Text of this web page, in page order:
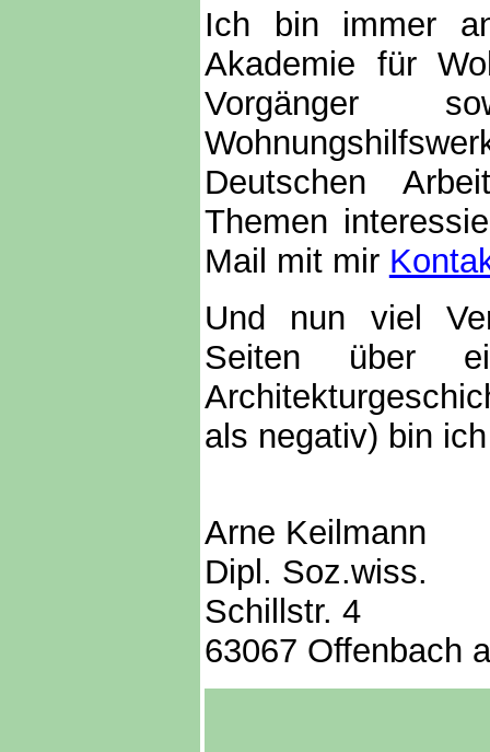
Ich bin immer
Akademie für
Vorgänger
Deutschen
Themen
Mail mit mir
Und nun viel
Seiten über
als negativ) bin
Arne Keilmann
Dipl. Soz.wiss.
Schillstr. 4
63067 Offenbach